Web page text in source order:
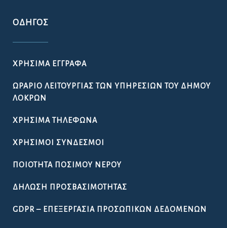
ΟΔΗΓΌΣ
ΧΡΉΣΙΜΑ ΈΓΓΡΑΦΑ
ΩΡΆΡΙΟ ΛΕΙΤΟΥΡΓΊΑΣ ΤΩΝ ΥΠΗΡΕΣΙΏΝ ΤΟΥ ΔΉΜΟΥ
ΛΟΚΡΏΝ
ΧΡΉΣΙΜΑ ΤΗΛΈΦΩΝΑ
ΧΡΉΣΙΜΟΙ ΣΎΝΔΕΣΜΟΙ
ΠΟΙΌΤΗΤΑ ΠΌΣΙΜΟΥ ΝΕΡΟΎ
ΔΉΛΩΣΗ ΠΡΟΣΒΑΣΙΜΌΤΗΤΑΣ
GDPR – ΕΠΕΞΕΡΓΑΣΙΑ ΠΡΟΣΩΠΙΚΩΝ ΔΕΔΟΜΕΝΩΝ